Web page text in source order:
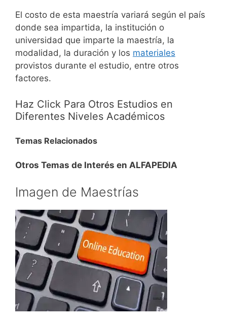
El costo de esta maestría variará según el país
donde sea impartida, la institución o
universidad que imparte la maestría, la
modalidad, la duración y los materiales
provistos durante el estudio, entre otros
factores.
Haz Click Para Otros Estudios en
Diferentes Niveles Académicos
Temas Relacionados
Otros Temas de Interés en ALFAPEDIA
Imagen de Maestrías